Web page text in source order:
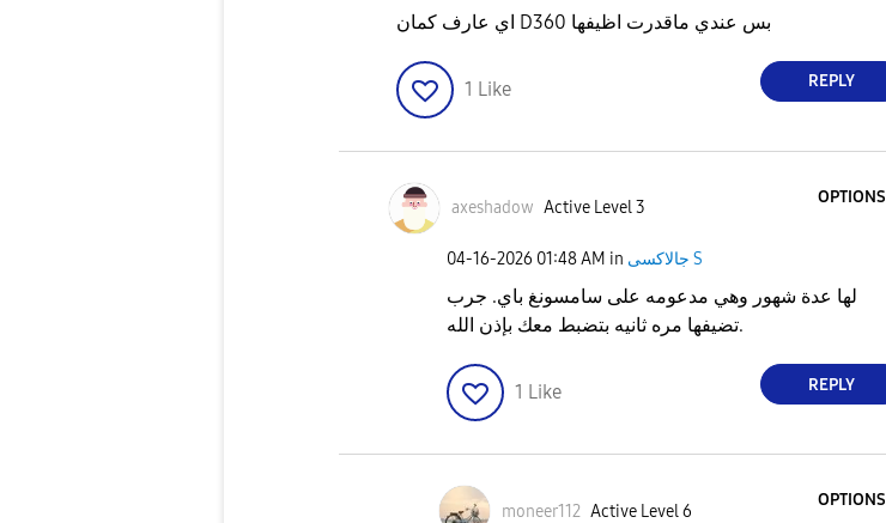
اي عارف كمان D360 بس عندي ماقدرت اظيفها
1 Like REPLY
axeshadow Active Level 3
OPTIONS
‎04-16-2026 01:48 AM in جالاكسى S
لها عدة شهور وهي مدعومه على سامسونغ باي. جرب
تضيفها مره ثانيه بتضبط معك بإذن الله.
1 Like REPLY
moneer112 Active Level 6
OPTIONS